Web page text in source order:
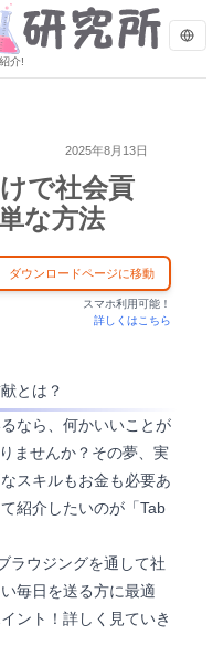
介!
2025年8月13日
で社会貢
な方法
ダウンロードページに移動
スマホ利用可能！
詳しくはこちら
とは？
なら、何かいいことが
ませんか？その夢、実
スキルもお金も必要あ
紹介したいのが「Tab
ラウジングを通して社
毎日を送る方に最適
ント！詳しく見ていき